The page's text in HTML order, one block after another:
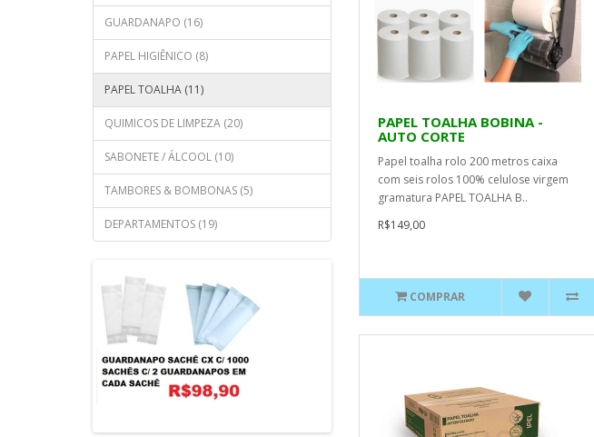
GUARDANAPO (16)
PAPEL HIGIÊNICO (8)
PAPEL TOALHA (11)
QUIMICOS DE LIMPEZA (20)
SABONETE / ÁLCOOL (10)
TAMBORES & BOMBONAS (5)
DEPARTAMENTOS (19)
PAPEL TOALHA BOBINA -
AUTO CORTE
Papel toalha rolo 200 metros caixa
com seis rolos 100% celulose virgem
gramatura PAPEL TOALHA B..
R$149,00
COMPRAR